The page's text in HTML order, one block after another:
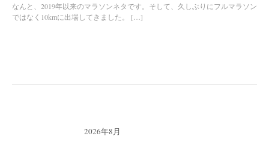
なんと、2019年以来のマラソンネタです。そして、久しぶりにフルマラソン
ではなく10kmに出場してきました。 […]
2026年8月